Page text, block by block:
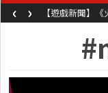
【遊戲新聞】
容同時系舊作限
‹ ›